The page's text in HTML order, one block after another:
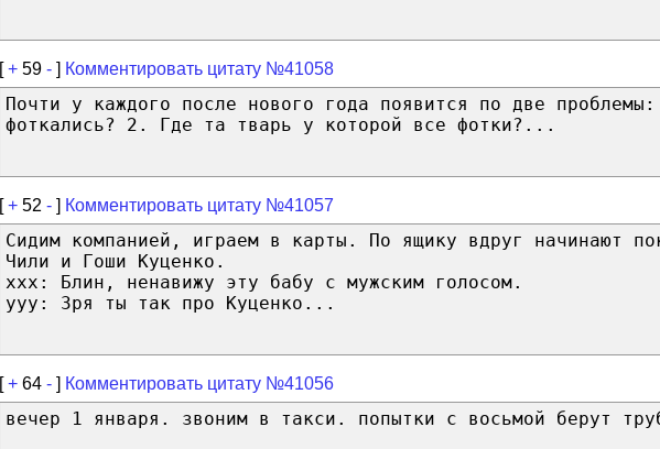
[+ 59 - ] Комментировать цитату №41058
Почти у каждого после нового года появится по две
фоткались? 2. Где та тварь у которой все фотки?...
[+ 52 - ] Комментировать цитату №41057
Сидим компанией, играем в карты. По ящику вдруг начинают
Чили и Гоши Куценко.
xxx: Блин, ненавижу эту бабу с мужским голосом.
yyy: Зря ты так про Куценко...
[+ 64 - ] Комментировать цитату №41056
вечер 1 января. звоним в такси. попытки с восьмой берут